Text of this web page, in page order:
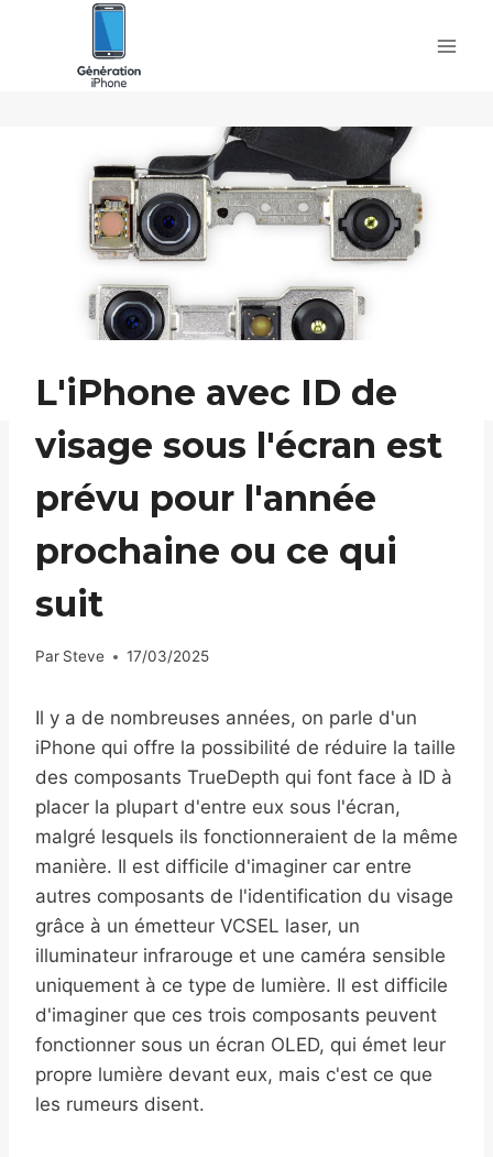
L'iPhone avec ID de
visage sous l'écran est
prévu pour l'année
prochaine ou ce qui
suit
Par Steve 17/03/2025
Il y a de nombreuses années, on parle d'un
iPhone qui offre la possibilité de réduire la taille
des composants TrueDepth qui font face à ID à
placer la plupart d'entre eux sous l'écran,
malgré lesquels ils fonctionneraient de la même
manière. Il est difficile d'imaginer car entre
autres composants de l'identification du visage
grâce à un émetteur VCSEL laser, un
illuminateur infrarouge et une caméra sensible
uniquement à ce type de lumière. Il est difficile
d'imaginer que ces trois composants peuvent
fonctionner sous un écran OLED, qui émet leur
propre lumière devant eux, mais c'est ce que
les rumeurs disent.